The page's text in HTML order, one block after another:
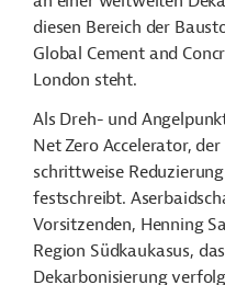
diesen Bereich der
Global Cement and
London steht.
Als Dreh- und
Net Zero Accelerator,
schrittweise Reduzierung
festschreibt.
Vorsitzenden, Henning
Region Südkaukasus,
Dekarbonisierung